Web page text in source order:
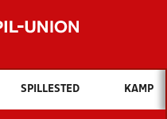
Hvad vil du søge efter?
OG NYHEDER
SPILLESTED KAMP